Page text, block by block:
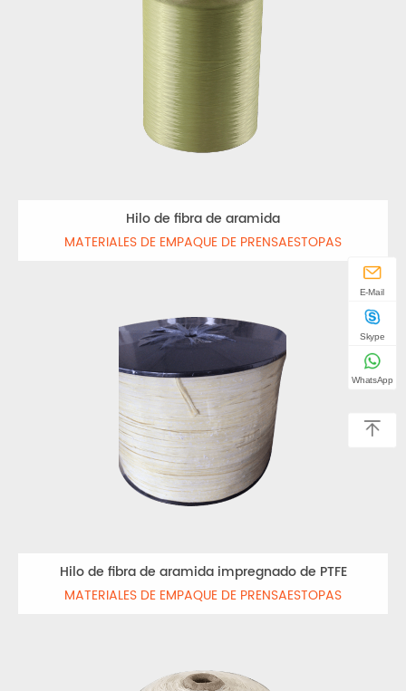
Hilo de fibra de aramida
MATERIALES DE EMPAQUE DE PRENSAESTOPAS
Hilo de fibra de aramida impregnado de PTFE
MATERIALES DE EMPAQUE DE PRENSAESTOPAS
E-Mail
Skype
WhatsApp